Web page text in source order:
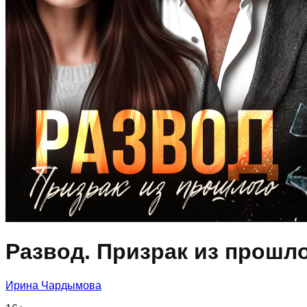
Развод. Призрак из
Ирина Чардымова